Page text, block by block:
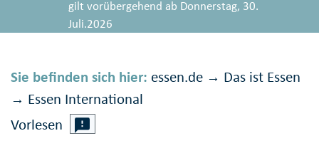
gilt vorübergehend ab Donnerstag, 30.
Juli.2026
Sie befinden sich hier: essen.de → Das ist Essen
→ Essen International
Vorlesen